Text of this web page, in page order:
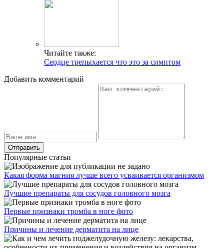
Читайте также:
Сердце трепыхается что это за симптом
Добавить комментарий
Популярные статьи
Какая форма магния лучше всего усваивается организмом
Лучшие препараты для сосудов головного мозга
Первые признаки тромба в ноге фото
Причины и лечение дерматита на лице